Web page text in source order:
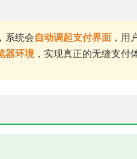
系统会自动调起支付界面 ，用
器环境，实现真正的无缝支付